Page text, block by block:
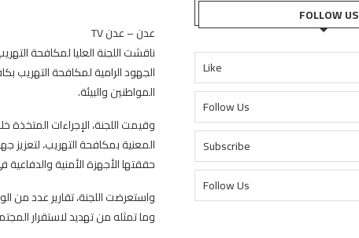
عدن – عدن TV
ناقشت اللجنة العليا لمكافحة
الجهود الرامية لمكافحة التهريب
المواطنين والبيئة.
وقيمت اللجنة، الإجراءات المتخذة
المعنية بمكافحة التهريب، لتعزيز
حققتها الأجهزة الأمنية
واستعرضت اللجنة، تقارير عدد من
وما تمثله من تهديد لاستقرار
FOLLOW US
Like
Follow Us
Subscribe
Follow Us